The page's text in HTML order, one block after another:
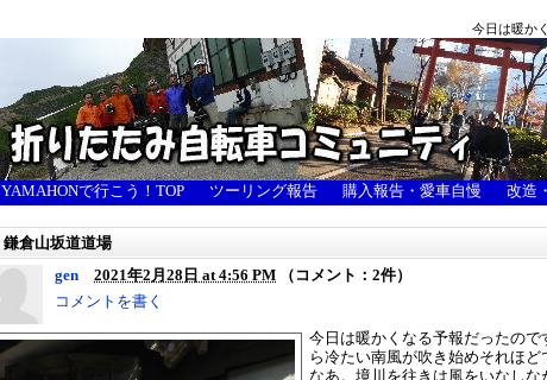
今日は暖か
YAMAHONで行こう！TOP ツーリング報告 購入報告・愛車自慢 改造
鎌倉山坂道道場
gen
2021年2月28日 at 4:56 PM
（コメント：2件）
コメントを書く
今日は暖かくなる予報だったので
ら冷たい南風が吹き始めそれほど
なあ。境川を往きは風をいなしな